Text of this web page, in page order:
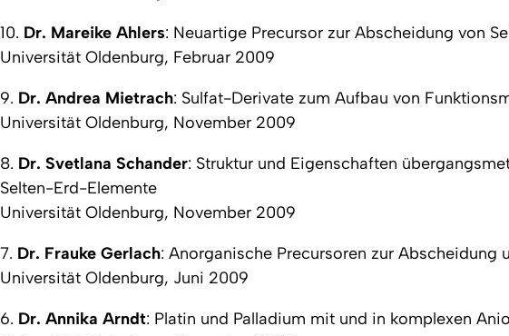
10. Dr. Mareike Ahlers: Neuartige Precursor zur Abscheidung von
Universität Oldenburg, Februar 2009
9. Dr. Andrea Mietrach: Sulfat-Derivate zum Aufbau von
Universität Oldenburg, November 2009
8. Dr. Svetlana Schander: Struktur und Eigenschaften
Selten-Erd-Elemente
Universität Oldenburg, November 2009
7. Dr. Frauke Gerlach: Anorganische Precursoren zur Abscheidung
Universität Oldenburg, Juni 2009
6. Dr. Annika Arndt: Platin und Palladium mit und in komplexen